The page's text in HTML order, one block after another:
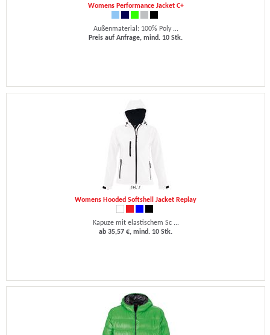
Womens Performance Jacket C+
Außenmaterial: 100% Poly ...
Preis auf Anfrage, mind. 10 Stk.
Womens Hooded Softshell Jacket Replay
Kapuze mit elastischem Sc ...
ab 35,57 €, mind. 10 Stk.